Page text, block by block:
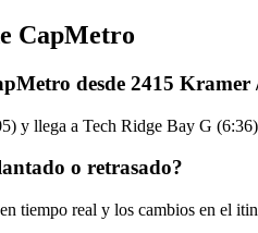
CapMetro
desde 2415
y llega a Tech Ridge Bay G
o retrasado?
tiempo real y los cambios en el